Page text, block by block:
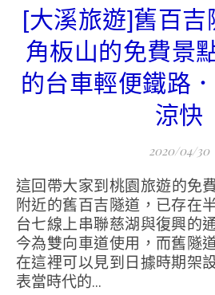
[大溪旅遊]舊百吉
角板山的免費景
的台車輕便鐵路
涼快
2020/04/30
這回帶大家到桃園旅遊的免費景點就在大溪慈湖
附近的舊百吉隧道，已存在
台七線上串聯慈湖與復興的
今為雙向車道使用，而舊隧
在這裡可以見到日據時期架
表當時代的...